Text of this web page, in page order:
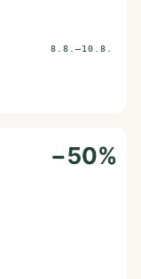
8.8.–10.8.
−50%